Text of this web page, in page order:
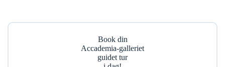
Book din
Accademia-galleriet
guidet tur